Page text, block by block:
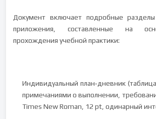
Документ включает подробные
приложения, составленные на
прохождения учебной практики:
Индивидуальный план‑дневник
примечаниями о выполнении,
Times New Roman, 12 pt, одинарный